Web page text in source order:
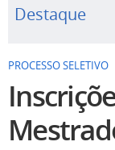
Destaque
PROCESSO SELETIVO